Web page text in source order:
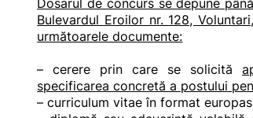
Dosarul de concurs se depune
Bulevardul Eroilor nr. 128,
următoarele documente:
– cerere prin care se solicită
specificarea concretă a postului
– curriculum vitae în format